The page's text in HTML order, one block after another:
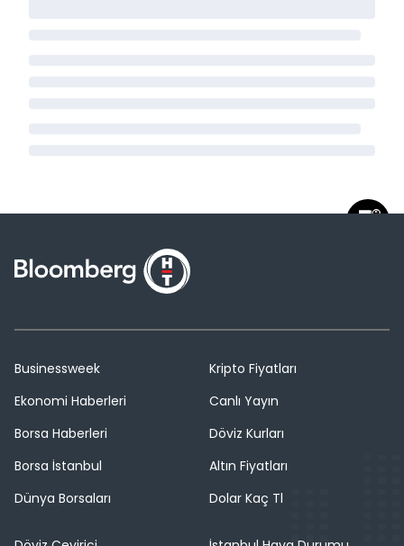
Businessweek
Ekonomi Haberleri
Borsa Haberleri
Borsa İstanbul
Dünya Borsaları
Kripto Fiyatları
Canlı Yayın
Döviz Kurları
Altın Fiyatları
Dolar Kaç Tl